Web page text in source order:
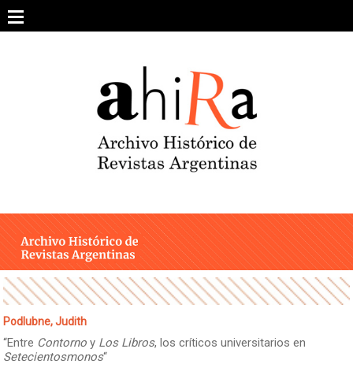
content
ARCHIVO DE REVISTAS
ESTUDIOS CRÍTICOS
INTEGRANTES
AHIRA EN LOS MEDIOS
CONTACTO
Podlubne, Judith
“Entre Contorno y Los Libros, los críticos universitarios en
Setecientosmonos“